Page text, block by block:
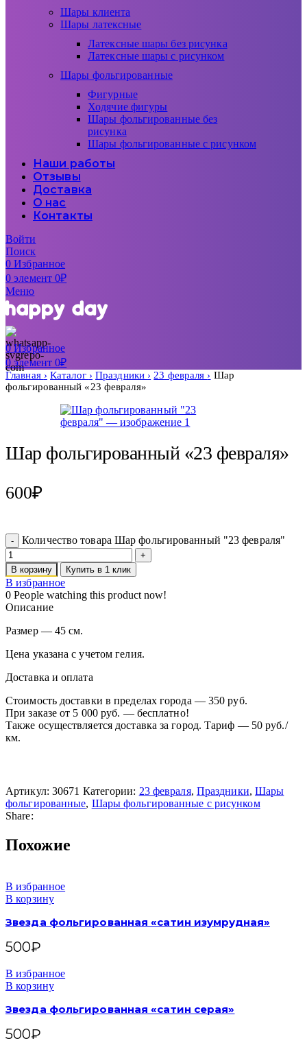
Шары клиента
Шары латексные
Латексные шары без рисунка
Латексные шары с рисунком
Шары фольгированные
Фигурные
Ходячие фигуры
Шары фольгированные без
рисунка
Шары фольгированные с рисунком
Наши работы
Отзывы
Доставка
О нас
Контакты
Войти
Поиск
0Избранное
0элемент 0₽
Меню
0Избранное
0элемент 0₽
Главная Каталог Праздники 23 февраля
Шар
фольгированный «23 февраля»
Шар фольгированный «23 февраля»
600₽
Количество товара Шар фольгированный "23 февраля"
В корзину Купить в 1 клик
В избранное
0 People watching this product now!
Описание
Размер — 45 см.
Цена указана с учетом гелия.
Доставка и оплата
Стоимость доставки в пределах города — 350 руб.
При заказе от 5 000 руб. — бесплатно!
Также осуществляется доставка за город. Тариф — 50 руб./
км.
Артикул: 30671 Категории: 23 февраля, Праздники, Шары
фольгированные, Шары фольгированные с рисунком
Share:
Похожие
В избранное
В корзину
Звезда фольгированная «сатин изумрудная»
500₽
В избранное
В корзину
Звезда фольгированная «сатин серая»
500₽